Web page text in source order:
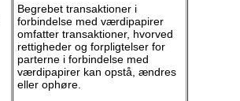
Begrebet transaktioner i
forbindelse med værdipapirer
omfatter transaktioner, hvorved
rettigheder og forpligtelser for
parterne i forbindelse med
værdipapirer kan opstå, ændres
eller ophøre.